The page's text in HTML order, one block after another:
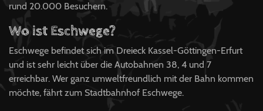
rund 20.000 Besuchern.
Wo ist Eschwege?
Eschwege befindet sich im Dreieck Kassel-Göttingen-Erfurt
und ist sehr leicht über die Autobahnen 38, 4 und 7
erreichbar. Wer ganz umweltfreundlich mit der Bahn kommen
möchte, fährt zum Stadtbahnhof Eschwege.